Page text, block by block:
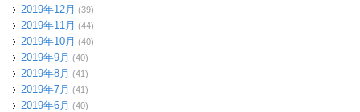
2019年12月 (39)
2019年11月 (44)
2019年10月 (40)
2019年9月 (40)
2019年8月 (41)
2019年7月 (41)
2019年6月 (40)